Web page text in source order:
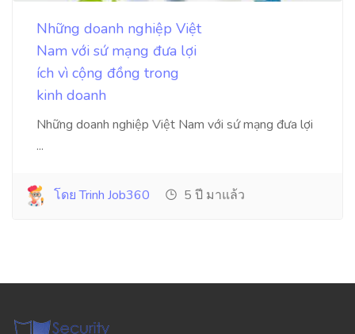
Những doanh nghiệp Việt
Nam với sứ mạng đưa lợi
ích vì cộng đồng trong
kinh doanh
Những doanh nghiệp Việt Nam với sứ mạng đưa lợi
...
โดย Trinh Job360 5 ปี มาแล้ว